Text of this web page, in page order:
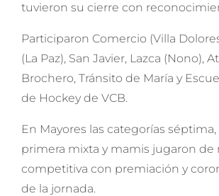
tuvieron su cierre con
Participaron Comercio (Villa
(La Paz), San Javier, Lazca (Nono),
Brochero, Tránsito de María y
de Hockey de VCB.
En Mayores las categorías
primera mixta y mamis jugaron de
competitiva con premiación y
de la jornada.